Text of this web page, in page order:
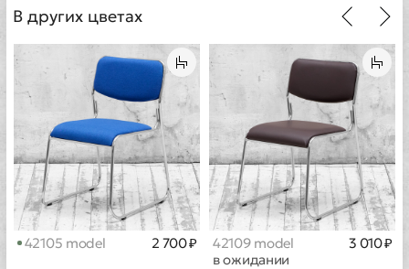
В других цветах
42105 model 2 700 ₽
42109 model
в ожидании
3 010 ₽